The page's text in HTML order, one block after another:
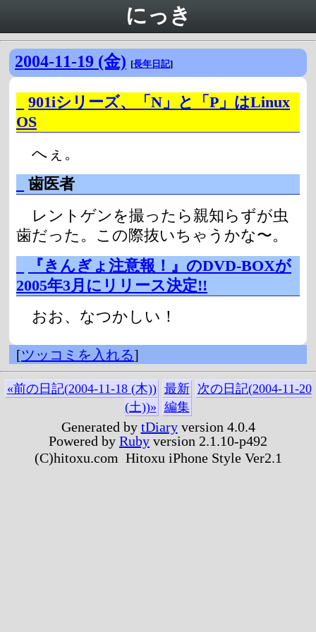
にっき
2004-11-19 (金) [長年日記]
901iシリーズ、「N」と「P」はLinux
OS
へぇ。
歯医者
レントゲンを撮ったら親知らずが虫
歯だった。この際抜いちゃうかな〜。
『きんぎょ注意報！』のDVD-BOXが
2005年3月にリリース決定!!
おお、なつかしい！
[ツッコミを入れる]
«前の日記(2004-11-18 (木)) 最新
次の日記(2004-11-20
(土))» 編集
Generated by tDiaryversion 4.0.4
Powered by Ruby version 2.1.10-p492